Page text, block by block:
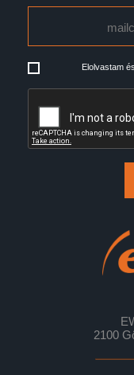
Elolvastam
2100